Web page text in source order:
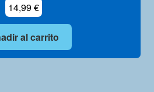
14,99€
al carrito